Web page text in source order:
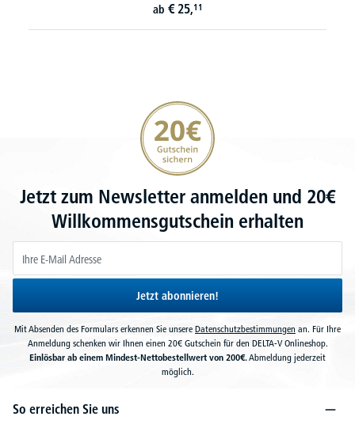
ab € 25,11
20€ Gutschein sichern
Jetzt zum Newsletter anmelden und 20€
Willkommensgutschein erhalten
Jetzt abonnieren!
Mit Absenden des Formulars erkennen Sie unsere Datenschutzbestimmungen an. Für Ihre
Anmeldung schenken wir Ihnen einen 20€ Gutschein für den DELTA-V Onlineshop.
Einlösbar ab einem Mindest-Nettobestellwert von 200€.Abmeldung jederzeit
möglich.
So erreichen Sie uns